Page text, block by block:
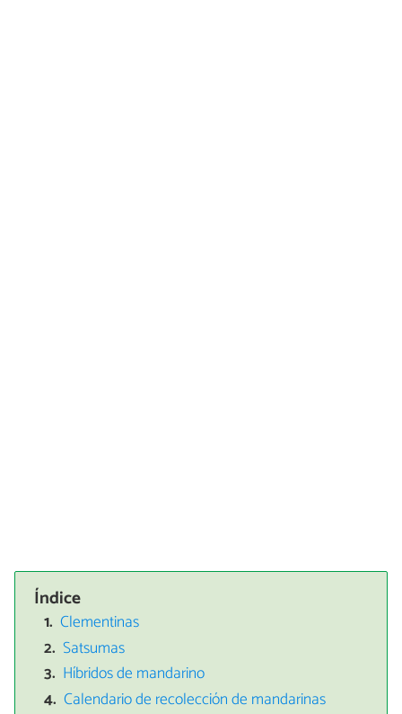
Índice
Clementinas
Satsumas
Híbridos de mandarino
Calendario de recolección de mandarinas